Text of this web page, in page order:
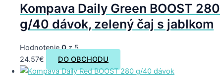
Kompava Daily Green BOOST 280
g/40 dávok, zelený čaj s jablkom
Hodnotenie0z 5
24.57€ DO OBCHODU